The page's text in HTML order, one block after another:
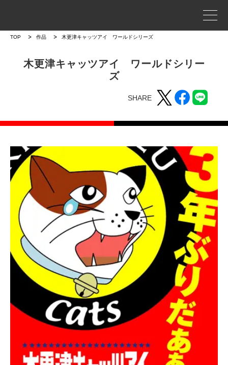
TOP 作品 木更津キャッツアイ ワールドシリーズ
木更津キャッツアイ ワールドシリー
ズ
SHARE
事業案内
プロジェクトストーリー
WORKS 作品
作品トップ
ラインナップ
ニュース一覧
お問い合わせ
JP/EN